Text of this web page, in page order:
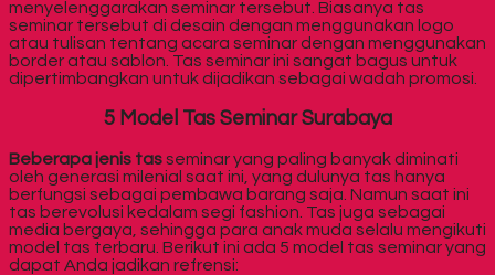
menyelenggarakan seminar tersebut. Biasanya tas
seminar tersebut di desain dengan menggunakan logo
atau tulisan tentang acara seminar dengan menggunakan
border atau sablon. Tas seminar ini sangat bagus untuk
dipertimbangkan untuk dijadikan sebagai wadah promosi.
5 Model Tas Seminar Surabaya
Beberapa jenis tasseminar yang paling banyak diminati
oleh generasi milenial saat ini, yang dulunya tas hanya
berfungsi sebagai pembawa barang saja. Namun saat ini
tas berevolusi kedalam segi fashion. Tas juga sebagai
media bergaya, sehingga para anak muda selalu mengikuti
model tas terbaru. Berikut ini ada 5 model tas seminar yang
dapat Anda jadikan refrensi: